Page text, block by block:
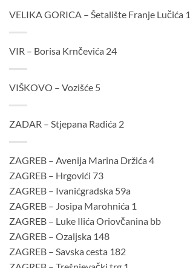
VELIKA GORICA – Šetalište Franje Lučića 1
VIR – Borisa Krnčevića 24
VIŠKOVO – Vozišće 5
ZADAR – Stjepana Radića 2
ZAGREB – Avenija Marina Držića 4
ZAGREB – Hrgovići 73
ZAGREB – Ivanićgradska 59a
ZAGREB – Josipa Marohnića 1
ZAGREB – Luke Ilića Oriovčanina bb
ZAGREB – Ozaljska 148
ZAGREB – Savska cesta 182